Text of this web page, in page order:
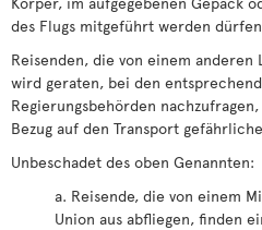
des Flugs mitgeführt werden
Reisenden, die von einem anderen
wird geraten, bei den
Regierungsbehörden
Bezug auf den Transport
Unbeschadet des oben Genannten:
a. Reisende, die von einem
Union aus abfliegen, finden